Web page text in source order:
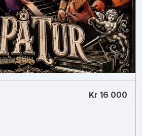
Kr 16 000